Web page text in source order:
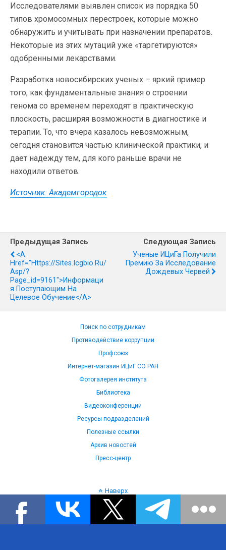
Исследователями выявлен список из порядка 50
типов хромосомных перестроек, которые можно
обнаружить и учитывать при назначении препаратов.
Некоторые из этих мутаций уже «таргетируются»
одобренными лекарствами.
Разработка новосибирских ученых – яркий пример
того, как фундаментальные знания о строении
генома со временем переходят в практическую
плоскость, расширяя возможности в диагностике и
терапии. То, что вчера казалось невозможным,
сегодня становится частью клинической практики, и
дает надежду тем, для кого раньше врачи не
находили ответов.
Источник: Академгородок
Предыдущая Запись
<a
Href="https://sites.icgbio.ru/
Asp/?
Page_id=9161">Информаци
Я Поступающим На
Целевое Обучение</a>
Следующая Запись
Ученые ИЦиГа Получили
Премию За Исследование
Дождевых Червей
Поиск по сотрудникам
Противодействие коррупции
Профсоюз
Интернет-магазин ИЦиГ СО РАН
Фотогалерея института
Библиотека
Видеоконференции
Ресурсы подразделений
Полезные ссылки
Архив новостей
Пресс-центр
Наверх